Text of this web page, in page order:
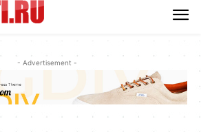
- Advertisement -